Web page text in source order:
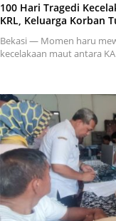
100 Hari Tragedi
KRL, Keluarga Korban
Bekasi — Momen haru
kecelakaan maut antara